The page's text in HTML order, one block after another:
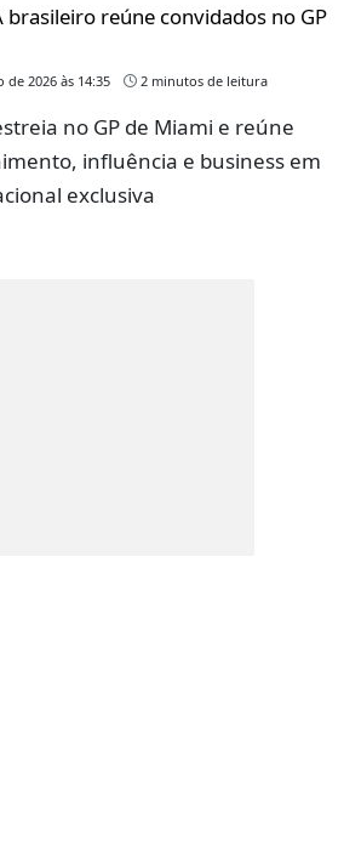
reúne convidados no GP
de 2026 às 14:35 2 minutos de leitura
no GP de Miami e reúne
influência e business em
exclusiva